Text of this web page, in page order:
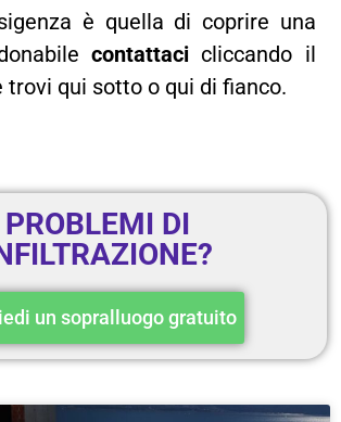
è quella di coprire una
contattaci cliccando il
trovi qui sotto o qui di fianco.
PROBLEMI DI
un sopralluogo gratuito